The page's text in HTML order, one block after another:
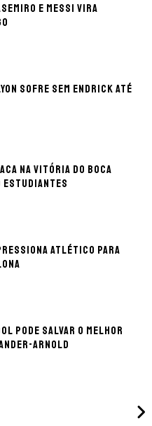
e Messi vira
sofre sem Endrick até
na vitória do Boca
Estudiantes
Atlético para
pode salvar o melhor
Arnold